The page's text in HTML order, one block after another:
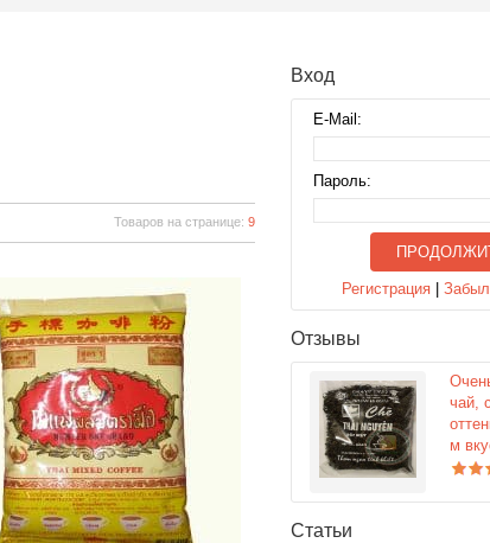
Товаров на странице: 9
Вход
E-Mail:
Пароль:
Регистрация |
Отзывы
чай,
м
Статьи